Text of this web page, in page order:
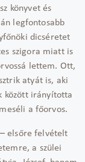
könyvet és
legfontosabb
dicséretet
szigora miatt is
lettem. Ott,
atyát is, aki
között irányította
a főorvos.
elsőre felvételt
a szülei